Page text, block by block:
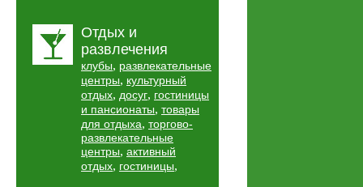
Отдых и
развлечения
клубы, развлекательные
центры, культурный
отдых, досуг, гостиницы
и пансионаты, товары
для отдыха, торгово-
развлекательные
центры, активный
отдых, гостиницы,